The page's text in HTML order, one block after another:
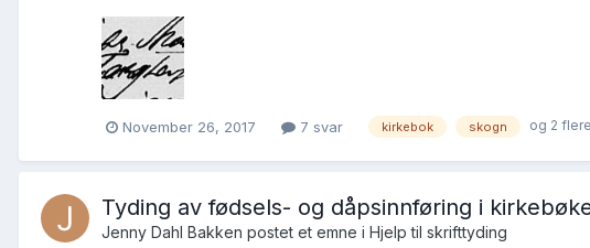
November 26, 2017 7 svar kirkebok skogn og 2
Tyding av fødsels- og dåpsinnføring i
Jenny Dahl Bakken postet et emne i Hjelp til skrifttyding